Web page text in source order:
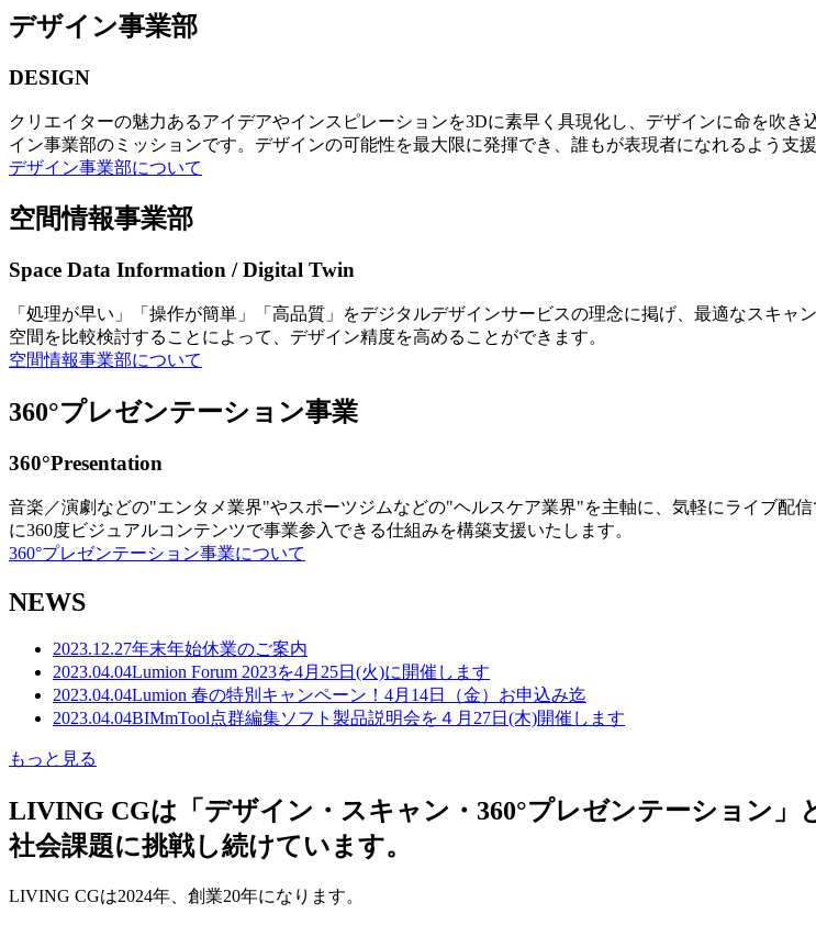
デザイン事業部
DESIGN
クリエイターの魅力あるアイデアやインスピレーションを3Dに素早く具現化し、デザインに命を吹
イン事業部のミッションです。デザインの可能性を最大限に発揮でき、誰もが表現者になれるよう支援
デザイン事業部について
空間情報事業部
Space Data Information / Digital Twin
「処理が早い」「操作が簡単」「高品質」をデジタルデザインサービスの理念に掲げ、最適なスキ
空間を比較検討することによって、デザイン精度を高めることができます。
空間情報事業部について
360°プレゼンテーション事業
360°Presentation
音楽／演劇などの"エンタメ業界"やスポーツジムなどの"ヘルスケア業界"を主軸に、気軽にライブ配
に360度ビジュアルコンテンツで事業参入できる仕組みを構築支援いたします。
360°プレゼンテーション事業について
NEWS
2023.12.27年末年始休業のご案内
2023.04.04Lumion Forum 2023を4月25日(火)に開催します
2023.04.04Lumion 春の特別キャンペーン！4月14日（金）お申込み迄
2023.04.04BIMmTool点群編集ソフト製品説明会を４月27日(木)開催します
もっと見る
LIVING CGは「デザイン・スキャン・360°プレゼンテーション
社会課題に挑戦し続けています。
LIVING CGは2024年、創業20年になります。